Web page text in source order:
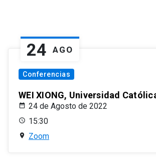
24 AGO
Conferencias
WEI XIONG, Universidad
24 de Agosto de 2022
15:30
Zoom